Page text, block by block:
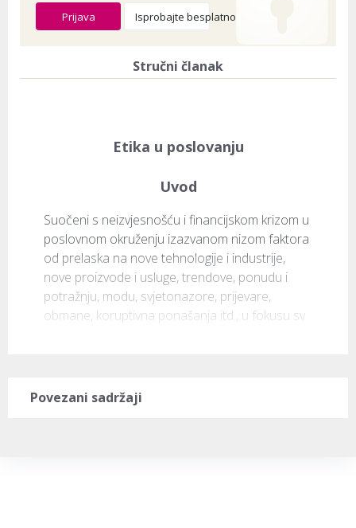
Prijava Isprobajte besplatno
Stručni članak
Etika u poslovanju
Uvod
Suočeni s neizvjesnošću i financijskom krizom u
poslovnom okruženju izazvanom nizom faktora
od prelaska na nove tehnologije i industrije,
nove proizvode i usluge, trendove, ponudu i
potražnju, modu, svjetonazore, prijevare,
obmane, koruptivna ponašanja itd., u fokusu sv
Povezani sadržaji